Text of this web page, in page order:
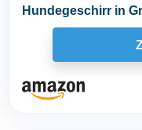
Hundegeschirr in